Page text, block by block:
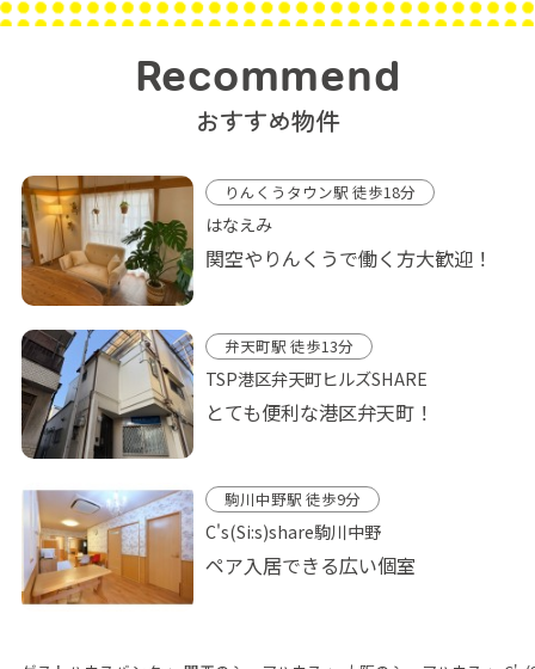
Recommend
おすすめ物件
りんくうタウン駅 徒歩18分
はなえみ
関空やりんくうで働く方大歓迎！
弁天町駅 徒歩13分
TSP港区弁天町ヒルズSHARE
とても便利な港区弁天町！
駒川中野駅 徒歩9分
C's(Si:s)share駒川中野
ペア入居できる広い個室